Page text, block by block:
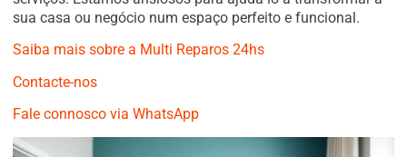
sua casa ou negócio num espaço perfeito e funcional.
Saiba mais sobre a Multi Reparos 24hs
Contacte-nos
Fale connosco via WhatsApp